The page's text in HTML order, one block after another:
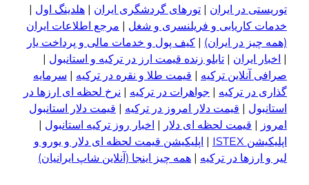
توریستی در ایران | تورهای گردشگری ایران | هلدینگ اول |
خدمات کاریابی و فریلنسری و شغل | مرجع اطلاعات ایران
(همه چیز در ایران) | کیف پول و خدمات مالی و پرداخت یار
| اخبار ایران | تابلو زنده قیمت ارز در ترکیه و استانبول |
صرافی آنلاین ترکیه | قیمت طلا و نقره در ترکیه | سرمایه
گذاری در ترکیه | جواهرات در ترکیه | نرخ لحظه ای ارزها در
استانبول | قیمت دلار امروز در ترکیه | قیمت دلار استانبول
امروز | قیمت لحظه ای دلار | اخبار روز ترکیه استانبول |
اپلیکیشن ISTEX
| اپلیکیشن قیمت لحظه ای دلار و یورو و
لیر و ار زها در ترکیه | همه چیز اینجا (آنلاین شاپ ایرانیان)